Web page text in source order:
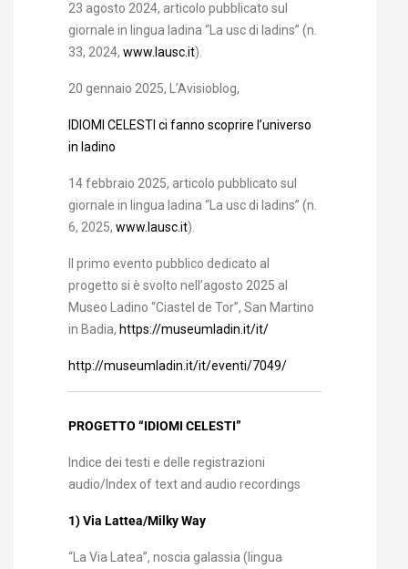
23 agosto 2024, articolo pubblicato sul
giornale in lingua ladina “La usc di ladins” (n.
33, 2024, www.lausc.it).
20 gennaio 2025, L’Avisioblog,
IDIOMI CELESTI ci fanno scoprire l’universo
in ladino
14 febbraio 2025, articolo pubblicato sul
giornale in lingua ladina “La usc di ladins” (n.
6, 2025, www.lausc.it).
Il primo evento pubblico dedicato al
progetto si è svolto nell’agosto 2025 al
Museo Ladino “Ciastel de Tor”, San Martino
in Badia, https://museumladin.it/it/
http://museumladin.it/it/eventi/7049/
PROGETTO “IDIOMI CELESTI”
Indice dei testi e delle registrazioni
audio/Index of text and audio recordings
1) Via Lattea/Milky Way
“La Via Latea”, noscia galassia (lingua